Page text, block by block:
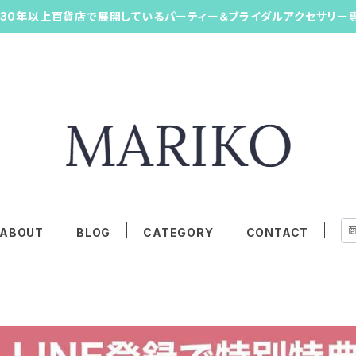
30年以上百貨店で展開しているパーティー＆ブライダルアクセサリー
BLOG CATEGORY CONTACT